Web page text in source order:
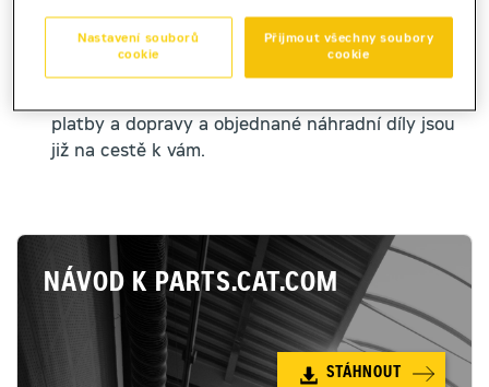
Nakupujte!
Jakmile máte ve svém virtuálním nákupním
platby a dopravy a objednané náhradní díly jsou
již na cestě k vám.
NÁVOD K PARTS.CAT.COM
STÁHNOUT
Přijmout všechny soubory
cookie
Nastavení souborů
cookie